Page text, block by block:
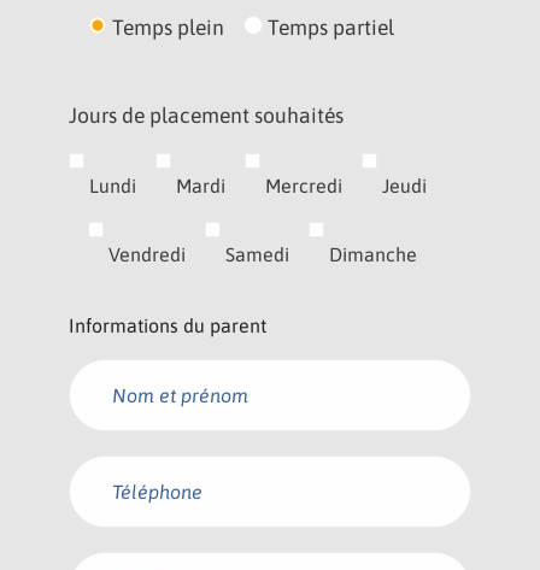
Temps plein Temps partiel
Jours de placement souhaités
Lundi Mardi Mercredi Jeudi
Vendredi Samedi Dimanche
Informations du parent